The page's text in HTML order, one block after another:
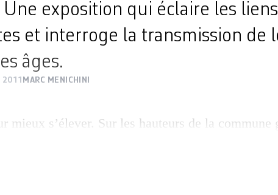
Une exposition qui éclaire les
et interroge la transmission de
âges.
2011 MARC MENICHINI
mieux s’élever. Sur les hauteurs de la commune